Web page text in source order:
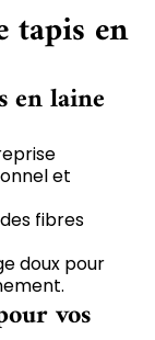
tapis en
en laine
et
fibres
doux pour
vos